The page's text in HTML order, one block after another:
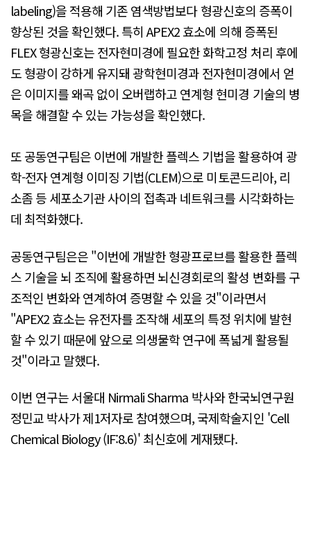
labeling)을 적용해 기존 염색방법보다 형광신호의 증폭이
향상된 것을 확인했다. 특히 APEX2 효소에 의해 증폭된
FLEX 형광신호는 전자현미경에 필요한 화학고정 처리 후에
도 형광이 강하게 유지돼 광학현미경과 전자현미경에서 얻
은 이미지를 왜곡 없이 오버랩하고 연계형 현미경 기술의 병
목을 해결할 수 있는 가능성을 확인했다.
또 공동연구팀은 이번에 개발한 플렉스 기법을 활용하여 광
학-전자 연계형 이미징 기법(CLEM)으로 미토콘드리아, 리
소좀 등 세포소기관 사이의 접촉과 네트워크를 시각화하는
데 최적화했다.
공동연구팀은은 "이번에 개발한 형광프로브를 활용한 플렉
스 기술을 뇌 조직에 활용하면 뇌신경회로의 활성 변화를 구
조적인 변화와 연계하여 증명할 수 있을 것"이라면서
"APEX2 효소는 유전자를 조작해 세포의 특정 위치에 발현
할 수 있기 때문에 앞으로 의생물학 연구에 폭넓게 활용될
것"이라고 말했다.
이번 연구는 서울대 Nirmali Sharma 박사와 한국뇌연구원
정민교 박사가 제1저자로 참여했으며, 국제학술지인 'Cell
Chemical Biology (IF:8.6)' 최신호에 게재됐다.